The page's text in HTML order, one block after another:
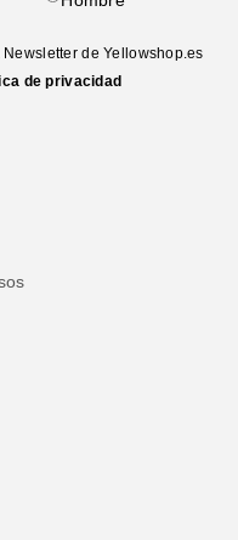
de Yellowshop.es
de privacidad